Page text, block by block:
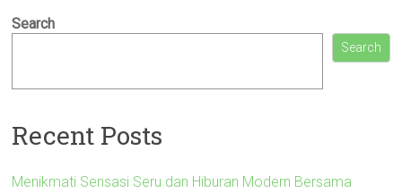
Search
Search
Recent Posts
Menikmati Sensasi Seru dan Hiburan Modern Bersama